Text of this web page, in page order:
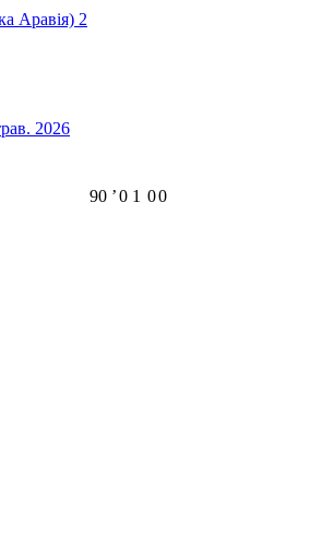
Аравія) 2
2026
90 ʼ0 1 00